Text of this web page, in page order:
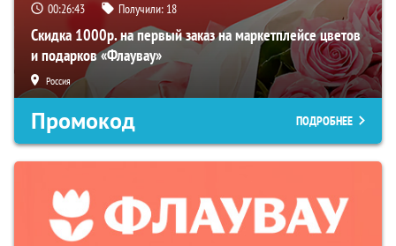
00:26:42 Получили: 18
Скидка 1000р. на первый заказ на маркетплейсе цветов
и подарков «Флаувау»
Россия
Промокод ПОДРОБНЕЕ